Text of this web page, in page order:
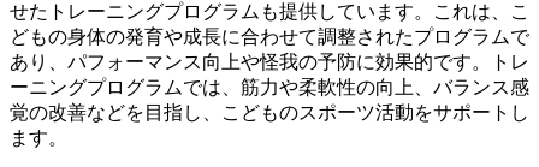
せたトレーニングプログラムも提供しています。これは、こ
どもの身体の発育や成長に合わせて調整されたプログラムで
あり、パフォーマンス向上や怪我の予防に効果的です。トレ
ーニングプログラムでは、筋力や柔軟性の向上、バランス感
覚の改善などを目指し、こどものスポーツ活動をサポートし
ます。